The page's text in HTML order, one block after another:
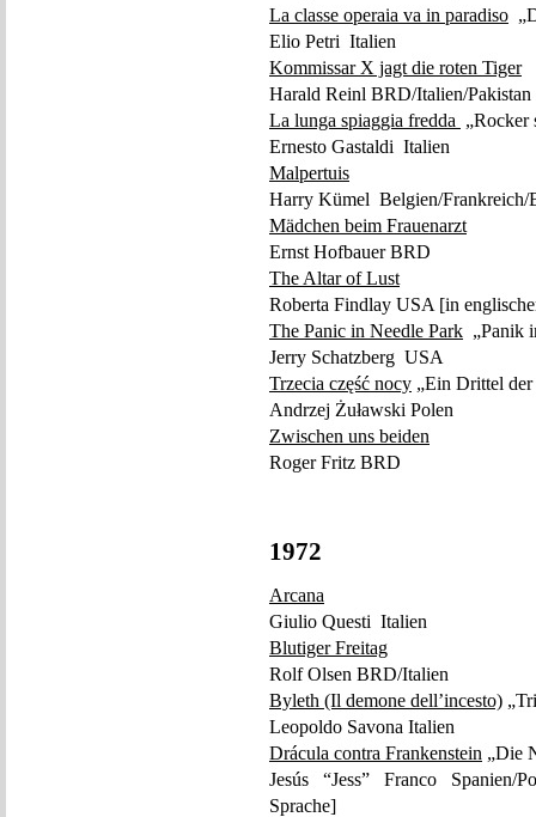
La classe operaia va in paradiso
Elio Petri Italien
Kommissar X jagt die roten Tiger
Harald Reinl BRD/Italien/Pakistan
La lunga spiaggia fredda „Rocker
Ernesto Gastaldi Italien
Malpertuis
Harry Kümel Belgien/Frankreich/
Mädchen beim Frauenarzt
Ernst Hofbauer BRD
The Altar of Lust
Roberta Findlay USA [in
The Panic in Needle Park „Panik
Jerry Schatzberg USA
Trzecia część nocy „Ein Drittel der
Andrzej Żuławski Polen
Zwischen uns beiden
Roger Fritz BRD
1972
Arcana
Giulio Questi Italien
Blutiger Freitag
Rolf Olsen BRD/Italien
Byleth (Il demone dell’incesto)
Leopoldo Savona Italien
Drácula contra Frankenstein „Die
Jesús “Jess” Franco Spanien/
Sprache]